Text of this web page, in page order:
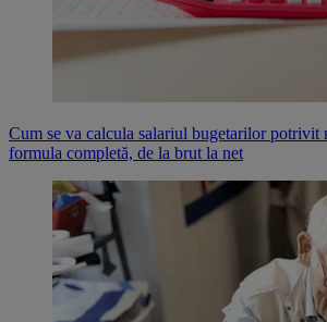
Cum se va calcula salariul bugetarilor potrivit
formula completă, de la brut la net